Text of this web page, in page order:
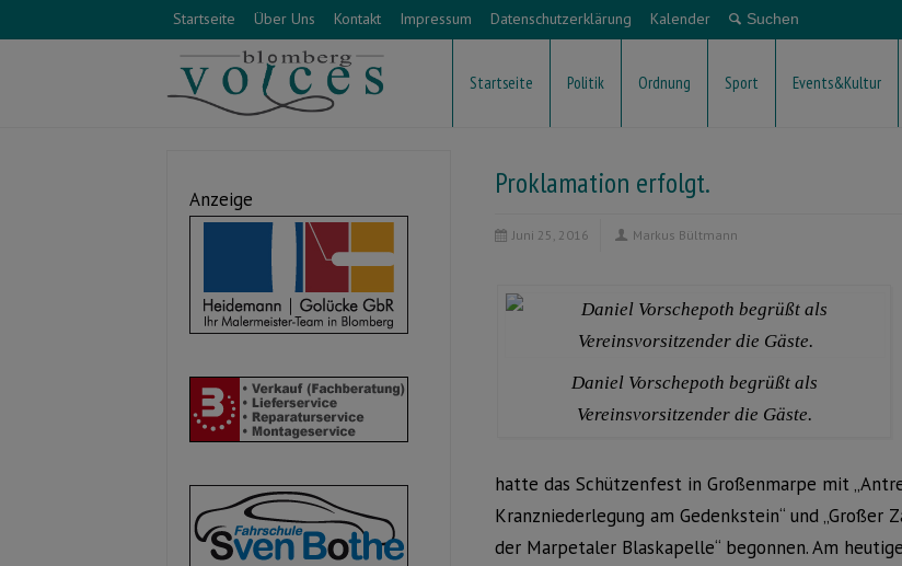
Startseite Über Uns Kontakt Impressum Datenschutzerklärung Kalender
Startseite Politik Ordnung Sport Events&Kultur
Proklamation erfolgt.
Juni 25, 2016 Markus Bültmann
Daniel Vorschepoth begrüßt als
Vereinsvorsitzender die Gäste.
hatte das Schützenfest in Großenmarpe mit
Kranzniederlegung am Gedenkstein“ und
der Marpetaler Blaskapelle“ begonnen. Am
Anzeige